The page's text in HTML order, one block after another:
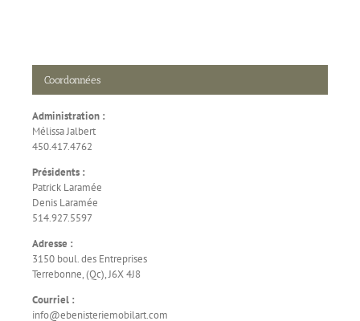
Coordonnées
Administration :
Mélissa Jalbert
450.417.4762
Présidents :
Patrick Laramée
Denis Laramée
514.927.5597
Adresse :
3150 boul. des Entreprises
Terrebonne, (Qc), J6X 4J8
Courriel :
info@ebenisteriemobilart.com